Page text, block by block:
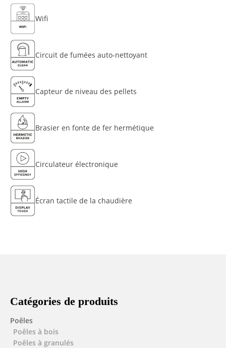
Wifi
Circuit de fumées auto-nettoyant
Capteur de niveau des pellets
Brasier en fonte de fer hermétique
Circulateur électronique
Écran tactile de la chaudière
Catégories de produits
Poêles
Poêles à bois
Poêles à granulés